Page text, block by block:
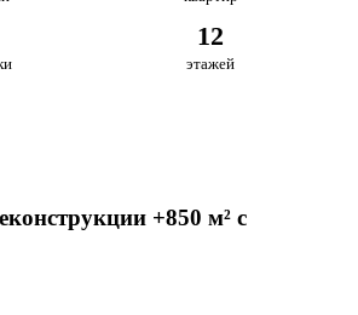
12
этажей
+850 м² с